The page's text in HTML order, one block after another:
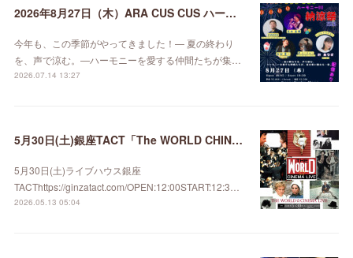
2026年8月27日（木）ARA CUS CUS ハーモニーDE納涼祭 2026
今年も、この季節がやってきました！— 夏の終わり
を、声で涼む。—ハーモニーを愛する仲間たちが集…
2026.07.14 13:27
5月30日(土)銀座TACT「The WORLD CHINEMA LIVE」
5月30日(土)ライブハウス銀座
TACThttps://ginzatact.com/OPEN:12:00START:12:3…
2026.05.13 05:04